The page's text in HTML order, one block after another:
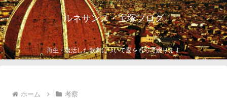
ルネサンス・宝塚ブログ
再生・復活した歌劇について愛をもって綴ります
ホーム 考察